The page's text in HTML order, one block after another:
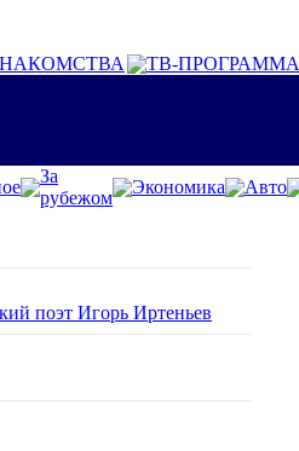
ТВ-ПРОГРАММА
За
рубежом
Экономика
Авто
поэт Игорь Иртеньев